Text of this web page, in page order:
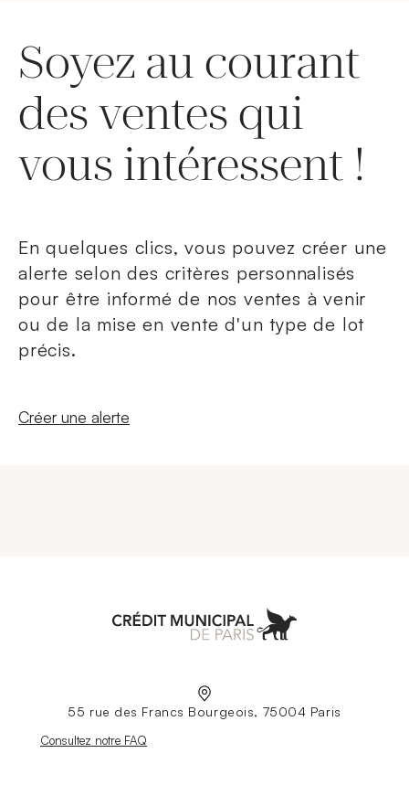
Soyez au courant
des ventes qui
vous intéressent !
En quelques clics, vous pouvez créer une
alerte selon des critères personnalisés
pour être informé de nos ventes à venir
ou de la mise en vente d'un type de lot
précis.
Nouvelle fenêtre
Créer une alerte
55 rue des Francs Bourgeois, 75004 Paris
Nouvelle fenêtre
Consultez notre FAQ